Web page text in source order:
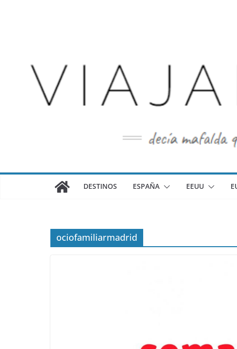
DESTINOS ESPAÑA EEUU
ociofamiliarmadrid